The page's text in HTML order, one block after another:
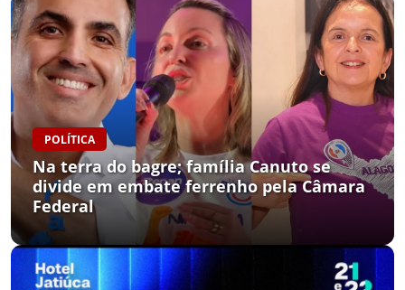
POLÍTICA
Na terra do bagre; família Canuto se
divide em embate ferrenho pela Câmara
Federal